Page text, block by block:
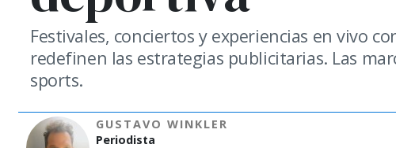
Festivales, conciertos y experiencias en vivo
redefinen las estrategias publicitarias. Las
sports.
GUSTAVO WINKLER
Periodista